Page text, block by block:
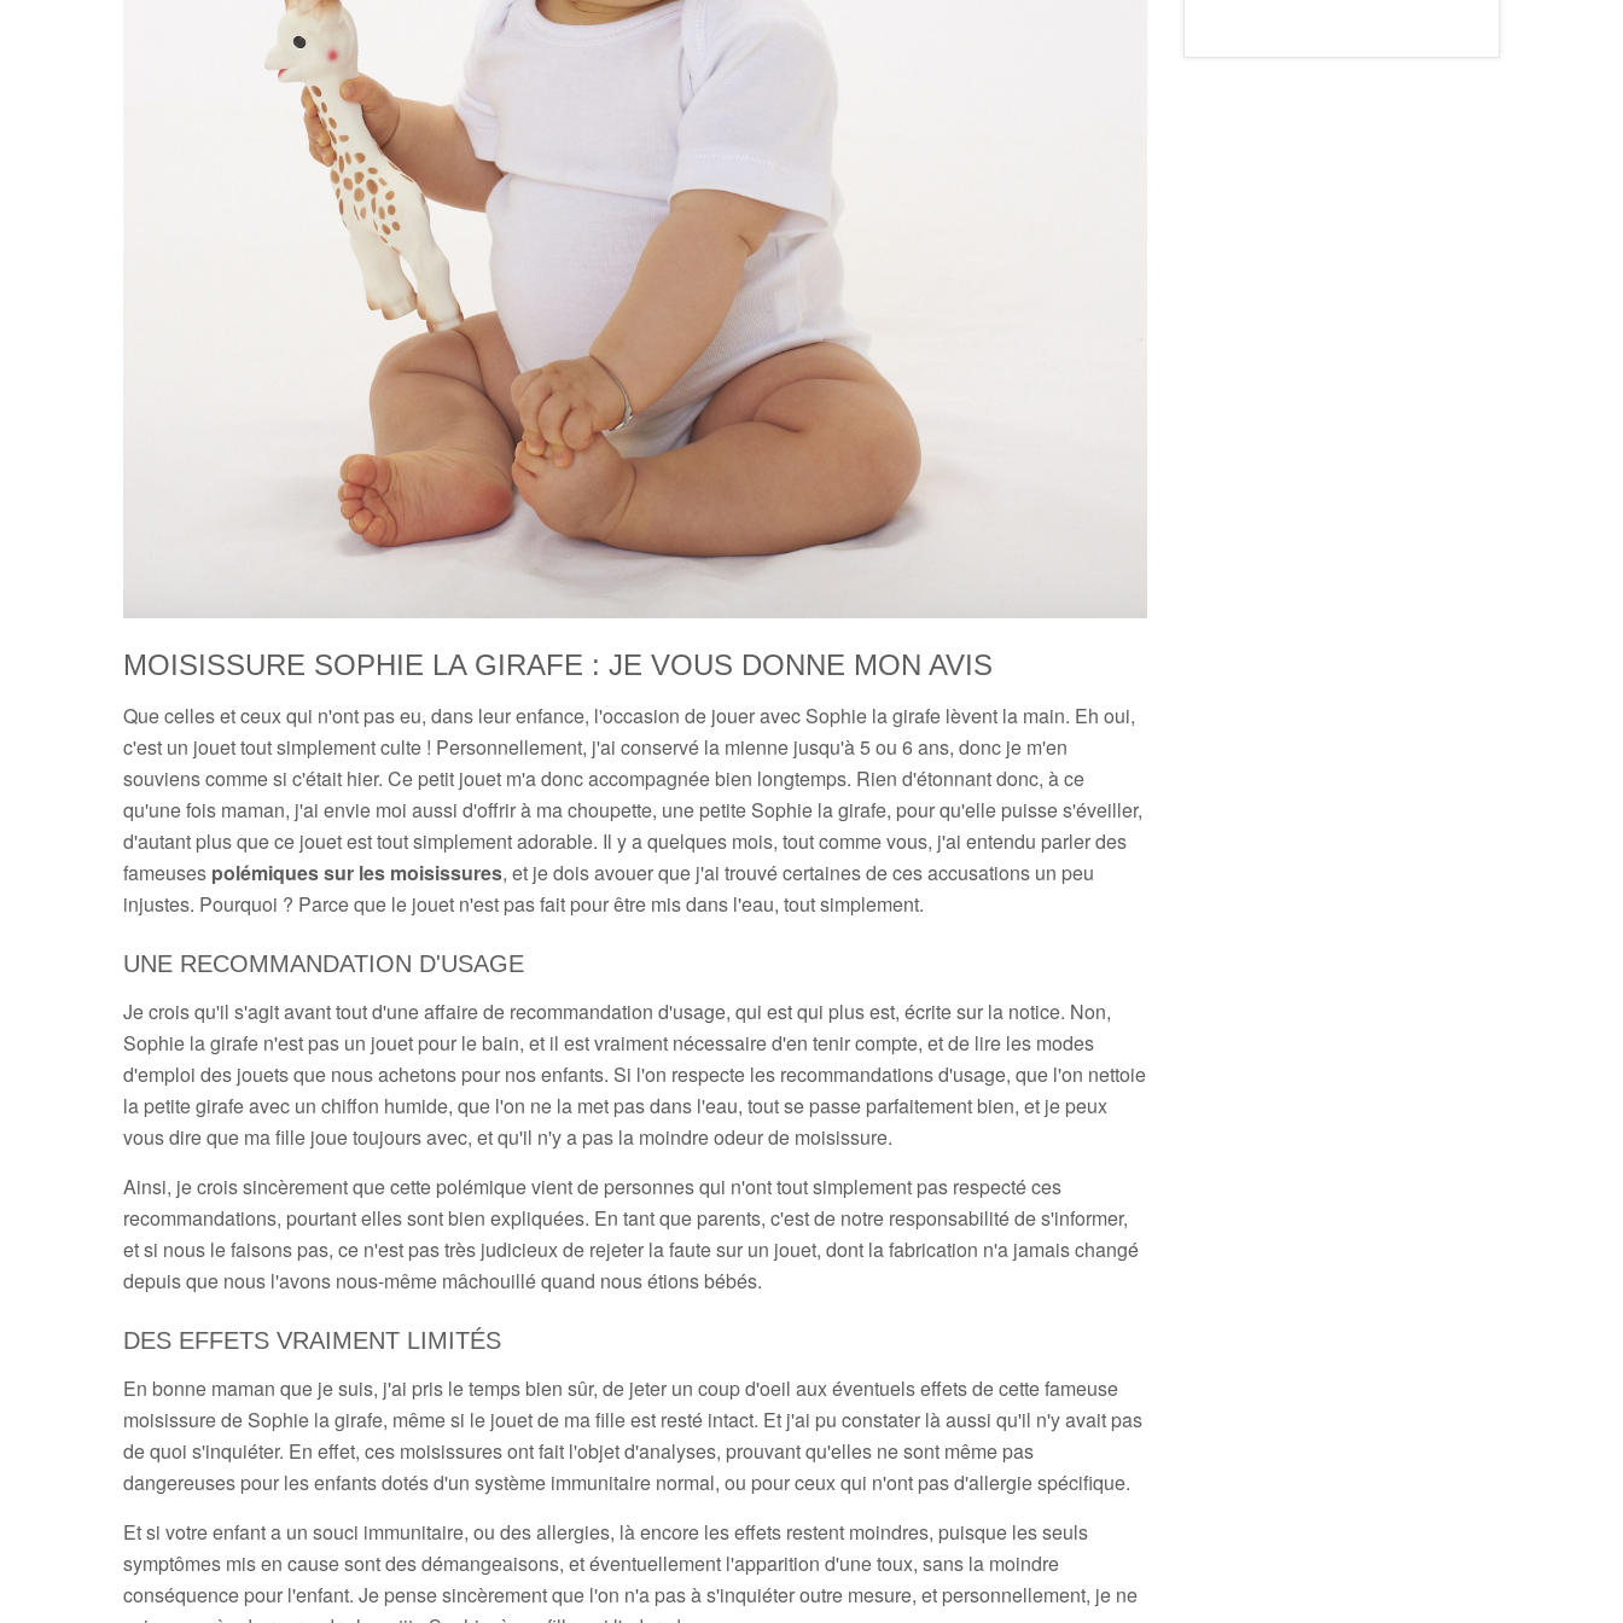
MOISISSURE SOPHIE LA GIRAFE : JE VOUS DONNE MON AVIS
Que celles et ceux qui n'ont pas eu, dans leur enfance, l'occasion de jouer avec Sophie la girafe lèvent la main. Eh oui,
c'est un jouet tout simplement culte ! Personnellement, j'ai conservé la mienne jusqu'à 5 ou 6 ans, donc je m'en
souviens comme si c'était hier. Ce petit jouet m'a donc accompagnée bien longtemps. Rien d'étonnant donc, à ce
qu'une fois maman, j'ai envie moi aussi d'offrir à ma choupette, une petite Sophie la girafe, pour qu'elle puisse s'éveiller,
d'autant plus que ce jouet est tout simplement adorable. Il y a quelques mois, tout comme vous, j'ai entendu parler des
fameuses polémiques sur les moisissures, et je dois avouer que j'ai trouvé certaines de ces accusations un peu
injustes. Pourquoi ? Parce que le jouet n'est pas fait pour être mis dans l'eau, tout simplement.
UNE RECOMMANDATION D'USAGE
Je crois qu'il s'agit avant tout d'une affaire de recommandation d'usage, qui est qui plus est, écrite sur la notice. Non,
Sophie la girafe n'est pas un jouet pour le bain, et il est vraiment nécessaire d'en tenir compte, et de lire les modes
d'emploi des jouets que nous achetons pour nos enfants. Si l'on respecte les recommandations d'usage, que l'on nettoie
la petite girafe avec un chiffon humide, que l'on ne la met pas dans l'eau, tout se passe parfaitement bien, et je peux
vous dire que ma fille joue toujours avec, et qu'il n'y a pas la moindre odeur de moisissure.
Ainsi, je crois sincèrement que cette polémique vient de personnes qui n'ont tout simplement pas respecté ces
recommandations, pourtant elles sont bien expliquées. En tant que parents, c'est de notre responsabilité de s'informer,
et si nous le faisons pas, ce n'est pas très judicieux de rejeter la faute sur un jouet, dont la fabrication n'a jamais changé
depuis que nous l'avons nous-même mâchouillé quand nous étions bébés.
DES EFFETS VRAIMENT LIMITÉS
En bonne maman que je suis, j'ai pris le temps bien sûr, de jeter un coup d'oeil aux éventuels effets de cette fameuse
moisissure de Sophie la girafe, même si le jouet de ma fille est resté intact. Et j'ai pu constater là aussi qu'il n'y avait pas
de quoi s'inquiéter. En effet, ces moisissures ont fait l'objet d'analyses, prouvant qu'elles ne sont même pas
dangereuses pour les enfants dotés d'un système immunitaire normal, ou pour ceux qui n'ont pas d'allergie spécifique.
Et si votre enfant a un souci immunitaire, ou des allergies, là encore les effets restent moindres, puisque les seuls
symptômes mis en cause sont des démangeaisons, et éventuellement l'apparition d'une toux, sans la moindre
conséquence pour l'enfant. Je pense sincèrement que l'on n'a pas à s'inquiéter outre mesure, et personnellement, je ne